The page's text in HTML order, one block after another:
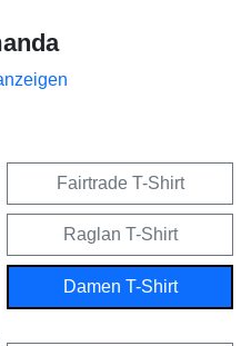
Fairtrade T-Shirt
Raglan T-Shirt
Damen T-Shirt